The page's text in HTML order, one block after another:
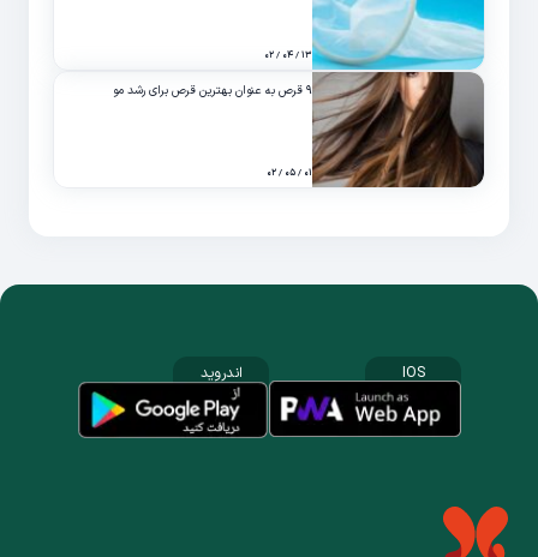
۱۳ / ۰۴ / ۰۲
۹ قرص به عنوان بهترین قرص برای رشد مو
۰۱ / ۰۵ / ۰۲
IOS اندروید